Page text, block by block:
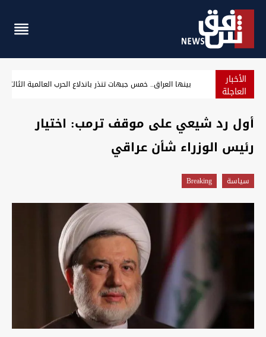
الأخبار
العاجلة بينها العراق.. خمس جبهات تنذر باندلاع الحرب العالمية الثالثة
أول رد شيعي على موقف ترمب: اختيار
رئيس الوزراء شأن عراقي
سیاسة Breaking